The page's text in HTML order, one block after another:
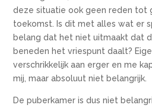
deze situatie ook geen reden tot
toekomst. Is dit met alles wat er
belang dat het niet uitmaakt dat
beneden het vriespunt daalt?
verschrikkelijk aan erger en me
mij, maar absoluut niet belangrijk.
De puberkamer is dus niet